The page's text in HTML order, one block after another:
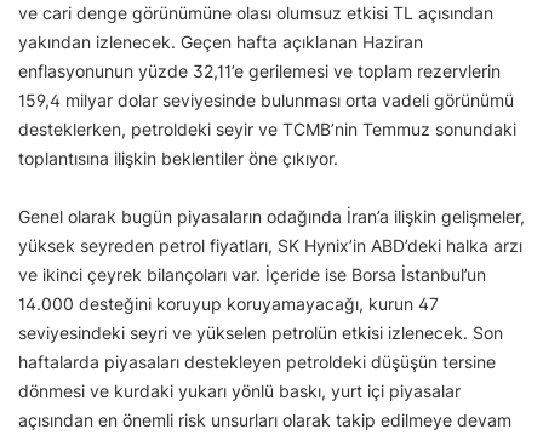
ve cari denge görünümüne olası olumsuz etkisi TL açısından
yakından izlenecek. Geçen hafta açıklanan Haziran
enflasyonunun yüzde 32,11’e gerilemesi ve toplam rezervlerin
159,4 milyar dolar seviyesinde bulunması orta vadeli görünümü
desteklerken, petroldeki seyir ve TCMB’nin Temmuz sonundaki
toplantısına ilişkin beklentiler öne çıkıyor.
Genel olarak bugün piyasaların odağında İran’a ilişkin gelişmeler,
yüksek seyreden petrol fiyatları, SK Hynix’in ABD’deki halka arzı
ve ikinci çeyrek bilançoları var. İçeride ise Borsa İstanbul’un
14.000 desteğini koruyup koruyamayacağı, kurun 47
seviyesindeki seyri ve yükselen petrolün etkisi izlenecek. Son
haftalarda piyasaları destekleyen petroldeki düşüşün tersine
dönmesi ve kurdaki yukarı yönlü baskı, yurt içi piyasalar
açısından en önemli risk unsurları olarak takip edilmeye devam